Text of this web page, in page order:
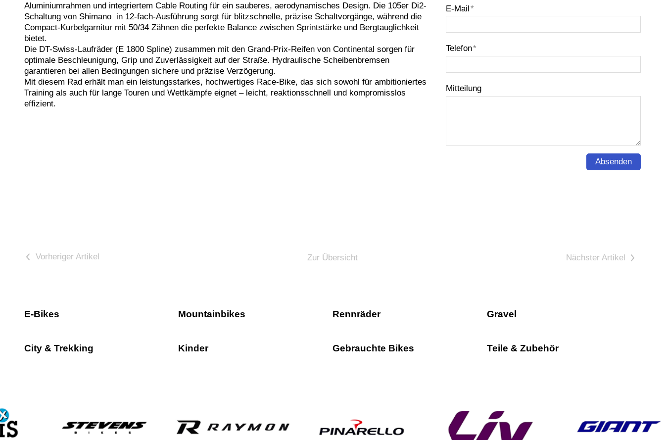
Aluminiumrahmen und integriertem Cable Routing für ein sauberes, aerodynamisches Design. Die 105er Di2-
Schaltung von Shimano in 12-fach-Ausführung sorgt für blitzschnelle, präzise Schaltvorgänge, während die
Compact-Kurbelgarnitur mit 50/34 Zähnen die perfekte Balance zwischen Sprintstärke und Bergtauglichkeit
bietet.
Die DT-Swiss-Laufräder (E 1800 Spline) zusammen mit den Grand-Prix-Reifen von Continental sorgen für
optimale Beschleunigung, Grip und Zuverlässigkeit auf der Straße. Hydraulische Scheibenbremsen
garantieren bei allen Bedingungen sichere und präzise Verzögerung.
Mit diesem Rad erhält man ein leistungsstarkes, hochwertiges Race-Bike, das sich sowohl für ambitioniertes
Training als auch für lange Touren und Wettkämpfe eignet – leicht, reaktionsschnell und kompromisslos
effizient.
E-Mail*
Telefon*
Mitteilung
Absenden
< Zur Übersicht >
E-Bikes Mountainbikes Rennräder Gravel
City & Trekking Kinder Gebrauchte Bikes Teile & Zubehör